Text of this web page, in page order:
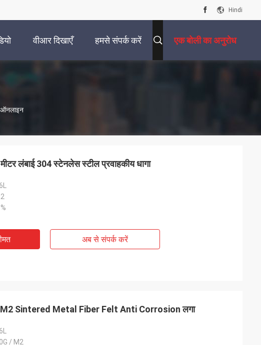
Hindi
वीआर दिखाएँ हमसे संपर्क करें एक बोली का अनुरोध
लंबाई 304 स्टेनलेस स्टील प्रवाहकीय धागा
अब से संपर्क करें
M2 Sintered Metal Fiber Felt Anti Corrosion लगा
/ M2